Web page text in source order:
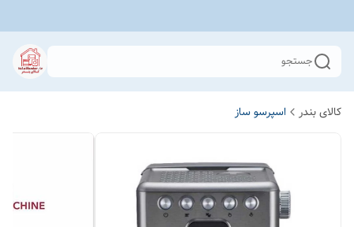
جستجو
کالای بندر اسپرسو ساز